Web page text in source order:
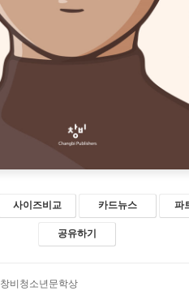
사이즈비교 카드뉴스 파
공유하기
창비청소년문학상